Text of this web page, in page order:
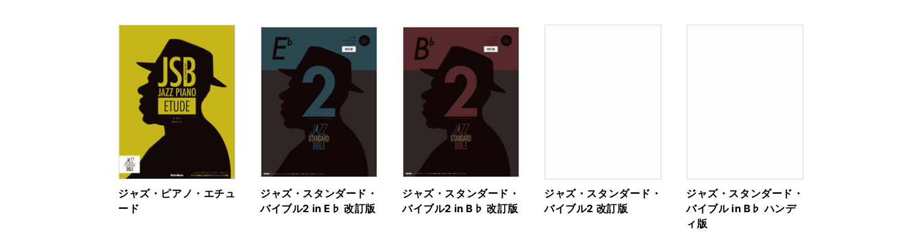
ジャズ・ピアノ・エチュ
ード
ジャズ・スタンダード・
バイブル2 in E♭ 改訂版
ジャズ・スタンダード・
バイブル2 in B♭ 改訂版
ジャズ・スタンダード・
バイブル2 改訂版
ジャズ・スタンダード・
バイブル in B♭ ハンデ
ィ版